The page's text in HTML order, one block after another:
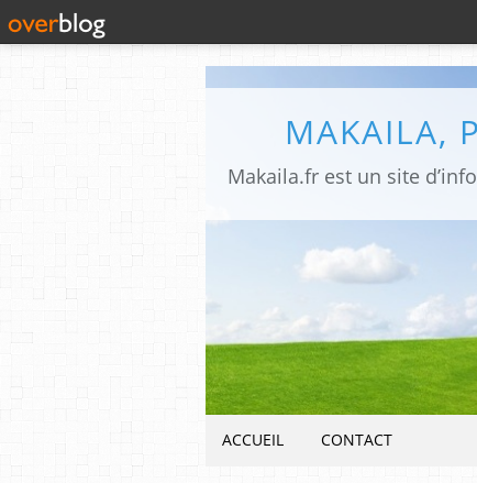
MAKAILA,
ACCUEIL CONTACT